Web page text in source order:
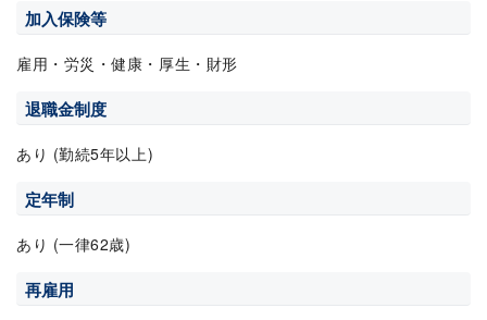
加入保険等
雇用・労災・健康・厚生・財形
退職金制度
あり (勤続5年以上)
定年制
あり (一律62歳)
再雇用